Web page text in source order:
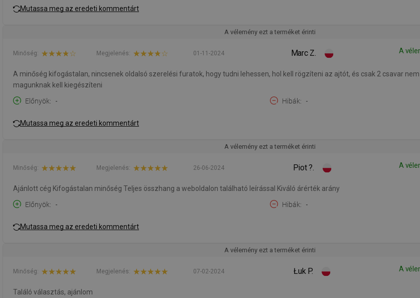
Mutassa meg az eredeti kommentárt
A vélemény ezt a terméket érinti
Marc Z. A
01-11-2024
Minőség: Megjelenés:
A minőség kifogástalan, nincsenek oldalsó szerelési furatok, hogy tudni lehessen, hol kell rögzíteni az ajtót, és csak 2 csavar
magunknak kell kiegészíteni
Előnyök
- Hibák -
Mutassa meg az eredeti kommentárt
A vélemény ezt a terméket érinti
Piot ?. A
26-06-2024
Minőség: Megjelenés:
Ajánlott cég Kifogástalan minőség Teljes összhang a weboldalon található leírással Kiváló árérték arány
Előnyök
- Hibák -
Mutassa meg az eredeti kommentárt
A vélemény ezt a terméket érinti
Łuk P. A
07-02-2024
Minőség: Megjelenés:
Találó választás, ajánlom